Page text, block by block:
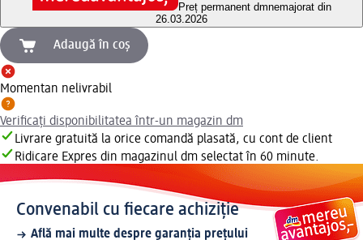
Preț permanent dmnemajorat din
26.03.2026
Adaugă în coș
Momentan nelivrabil
Verificați disponibilitatea într-un magazin dm
Livrare gratuită la orice comandă plasată, cu cont de client
Ridicare Expres din magazinul dm selectat în 60 minute.
Convenabil cu fiecare achiziție
Află mai multe despre garanția prețului